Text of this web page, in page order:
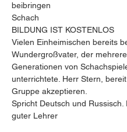
beibringen
Schach
BILDUNG IST KOSTENLOS
Vielen Einheimischen bereits
Wundergroßvater, der mehrere
Generationen von
unterrichtete. Herr Stern, bereit
Gruppe akzeptieren.
Spricht Deutsch und Russisch.
guter Lehrer